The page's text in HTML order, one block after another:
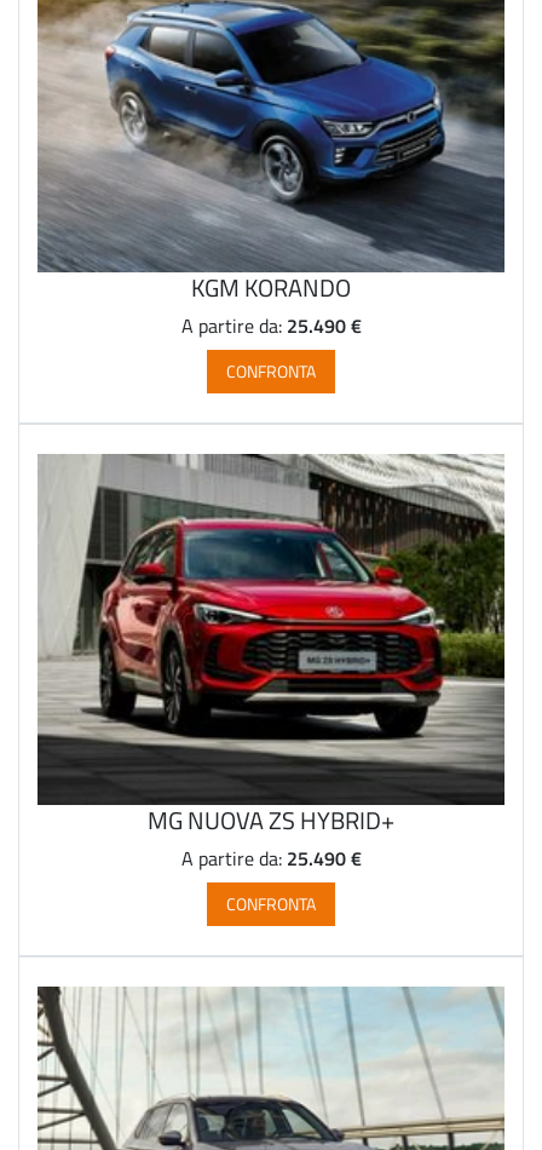
KGM KORANDO
A partire da: 25.490 €
CONFRONTA
MG NUOVA ZS HYBRID+
A partire da: 25.490 €
CONFRONTA